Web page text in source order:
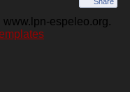
espeleo.org.